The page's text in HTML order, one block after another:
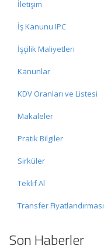
İletişim
İş Kanunu IPC
İşçilik Maliyetleri
Kanunlar
KDV Oranları ve Listesi
Makaleler
Pratik Bilgiler
Sirküler
Teklif Al
Transfer Fiyatlandırması
Son Haberler